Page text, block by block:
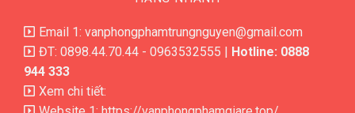
Email 1: vanphongphamtrungnguyen@gmail.com
ĐT: 0898.44.70.44 - 0963532555 | Hotline: 0888
944 333
Xem chi tiết: